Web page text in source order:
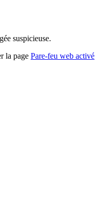
suspicieuse.
la page Pare-feu web activé